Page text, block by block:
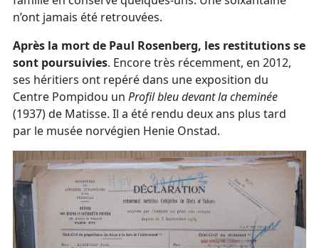
n’ont jamais été retrouvées.
Après la mort de Paul Rosenberg, les restitutions se
sont poursuivies. Encore très récemment, en 2012,
ses héritiers ont repéré dans une exposition du
Centre Pompidou un Profil bleu devant la cheminée
(1937) de Matisse. Il a été rendu deux ans plus tard
par le musée norvégien Henie Onstad.